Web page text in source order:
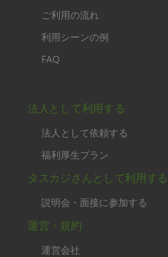
ご利用の流れ
利用シーンの例
FAQ
法人として利用する
法人として依頼する
福利厚生プラン
タスカジさんとして利用する
説明会・面接に参加する
運営・規約
運営会社